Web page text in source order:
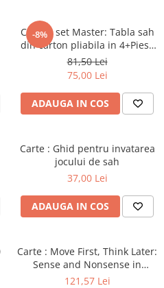
-8%
Combo set Master: Tabla sah
din carton pliabila in 4+Piese
de sah din plastic no. 6
Master
81,50 Lei
75,00 Lei
ADAUGA IN COS
Carte : Ghid pentru invatarea
jocului de sah
37,00 Lei
ADAUGA IN COS
Carte : Move First, Think Later:
Sense and Nonsense in
Improving Your Chess, Willy
121,57 Lei